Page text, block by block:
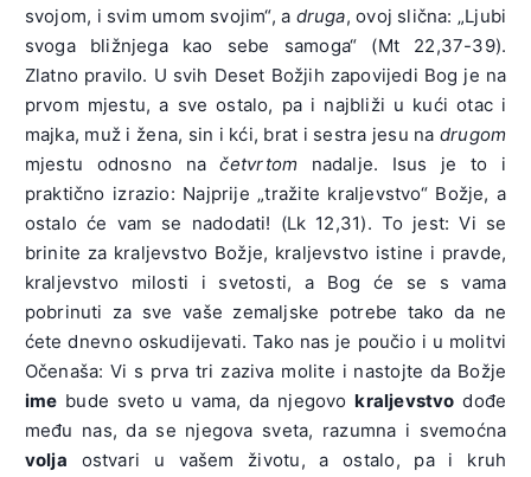
svojom, i svim umom svojim“, a druga, ovoj slična: „Ljubi
svoga bližnjega kao sebe samoga“ (Mt 22,37-39).
Zlatno pravilo. U svih Deset Božjih zapovijedi Bog je na
prvom mjestu, a sve ostalo, pa i najbliži u kući otac i
majka, muž i žena, sin i kći, brat i sestra jesu na drugom
mjestu odnosno načetvrtom nadalje. Isus je to i
praktično izrazio: Najprije „tražite kraljevstvo“ Božje, a
ostalo će vam se nadodati! (Lk 12,31). To jest: Vi se
brinite za kraljevstvo Božje, kraljevstvo istine i pravde,
kraljevstvo milosti i svetosti, a Bog će se s vama
pobrinuti za sve vaše zemaljske potrebe tako da ne
ćete dnevno oskudijevati. Tako nas je poučio i u molitvi
Očenaša: Vi s prva tri zaziva molite i nastojte da Božje
ime bude sveto u vama, da njegovokraljevstvo dođe
među nas, da se njegova sveta, razumna i svemoćna
volja ostvari u vašem životu, a ostalo, pa i kruh